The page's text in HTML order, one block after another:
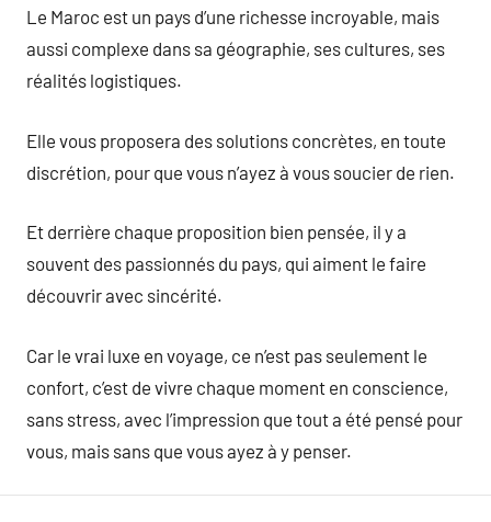
Le Maroc est un pays d’une richesse incroyable, mais
aussi complexe dans sa géographie, ses cultures, ses
réalités logistiques.
Elle vous proposera des solutions concrètes, en toute
discrétion, pour que vous n’ayez à vous soucier de rien.
Et derrière chaque proposition bien pensée, il y a
souvent des passionnés du pays, qui aiment le faire
découvrir avec sincérité.
Car le vrai luxe en voyage, ce n’est pas seulement le
confort, c’est de vivre chaque moment en conscience,
sans stress, avec l’impression que tout a été pensé pour
vous, mais sans que vous ayez à y penser.